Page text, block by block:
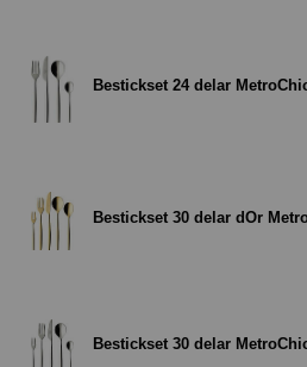
Bestickset 24 delar
Bestickset 30 delar dOr
Bestickset 30 delar